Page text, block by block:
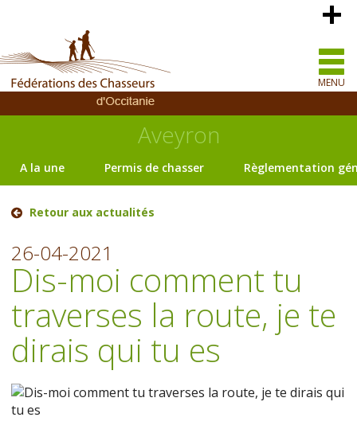
MENU
Aveyron
A la une Permis de chasser Règlementation
Retour aux actualités
26-04-2021
Dis-moi comment tu
traverses la route, je te
dirais qui tu es